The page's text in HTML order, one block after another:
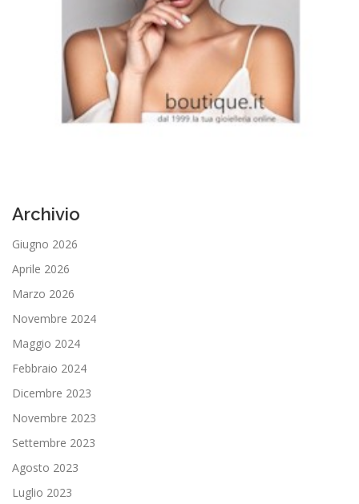
Archivio
Giugno 2026
Aprile 2026
Marzo 2026
Novembre 2024
Maggio 2024
Febbraio 2024
Dicembre 2023
Novembre 2023
Settembre 2023
Agosto 2023
Luglio 2023